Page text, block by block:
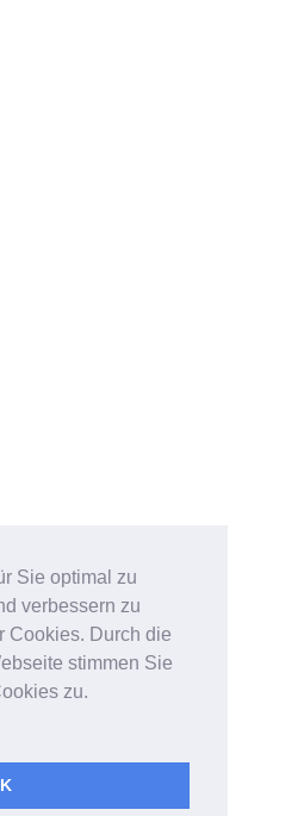
Sie optimal zu
verbessern zu
Cookies. Durch die
stimmen Sie
zu.